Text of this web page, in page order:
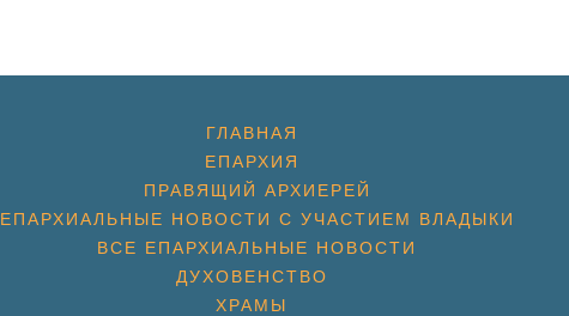
ГЛАВНАЯ
ЕПАРХИЯ
ПРАВЯЩИЙ АРХИЕРЕЙ
ЕПАРХИАЛЬНЫЕ НОВОСТИ С УЧАСТИЕМ ВЛАДЫКИ
ВСЕ ЕПАРХИАЛЬНЫЕ НОВОСТИ
ДУХОВЕНСТВО
ХРАМЫ